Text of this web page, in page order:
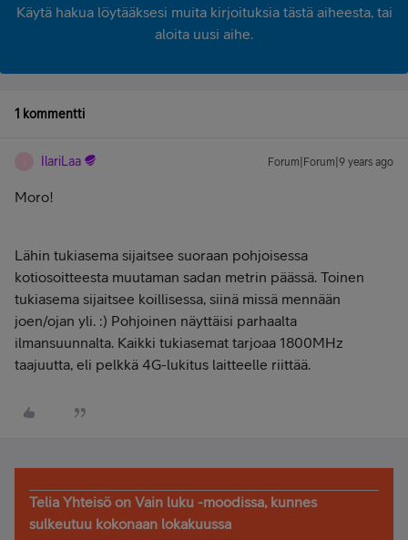
Käytä hakua löytääksesi muita kirjoituksia tästä aiheesta, tai
aloita uusi aihe.
1 kommentti
IlariLaa Forum|Forum|9 years ago
Moro!
Lähin tukiasema sijaitsee suoraan pohjoisessa
kotiosoitteesta muutaman sadan metrin päässä. Toinen
tukiasema sijaitsee koillisessa, siinä missä mennään
joen/ojan yli. :) Pohjoinen näyttäisi parhaalta
ilmansuunnalta. Kaikki tukiasemat tarjoaa 1800MHz
taajuutta, eli pelkkä 4G-lukitus laitteelle riittää.
Telia Yhteisö on Vain luku -moodissa, kunnes
sulkeutuu kokonaan lokakuussa